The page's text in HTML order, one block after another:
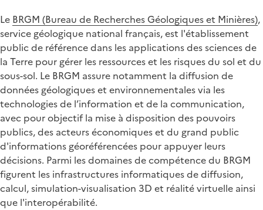
Le BRGM (Bureau de Recherches Géologiques et Minières),
service géologique national français, est l'établissement
public de référence dans les applications des sciences de
la Terre pour gérer les ressources et les risques du sol et du
sous-sol. Le BRGM assure notamment la diffusion de
données géologiques et environnementales via les
technologies de l’information et de la communication,
avec pour objectif la mise à disposition des pouvoirs
publics, des acteurs économiques et du grand public
d'informations géoréférencées pour appuyer leurs
décisions. Parmi les domaines de compétence du BRGM
figurent les infrastructures informatiques de diffusion,
calcul, simulation-visualisation 3D et réalité virtuelle ainsi
que l'interopérabilité.